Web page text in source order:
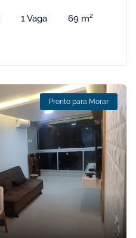
1 Vaga 69 m²
Pronto para Morar